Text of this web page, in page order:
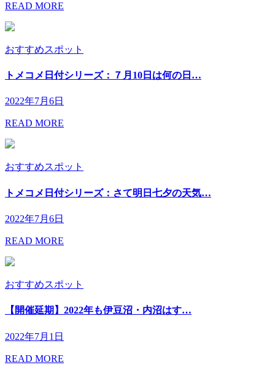
READ MORE
おすすめスポット
トメコメ日付シリーズ：７月10日は何の日…
2022年7月6日
READ MORE
おすすめスポット
トメコメ日付シリーズ：さて明日七夕の天気…
2022年7月6日
READ MORE
おすすめスポット
【開催延期】2022年も伊豆沼・内沼はす…
2022年7月1日
READ MORE